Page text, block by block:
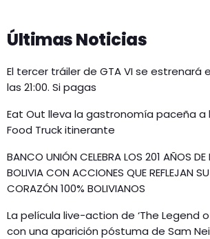
Últimas Noticias
El tercer tráiler de GTA VI se estrenará
las 21:00. Si pagas
Eat Out lleva la gastronomía paceña a
Food Truck itinerante
BANCO UNIÓN CELEBRA LOS 201 AÑOS DE
BOLIVIA CON ACCIONES QUE REFLEJAN
CORAZÓN 100% BOLIVIANOS
La película live-action de ‘The Legend
con una aparición póstuma de Sam